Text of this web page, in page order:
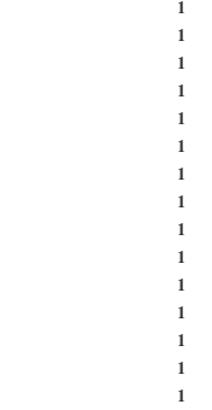
1
1
1
1
1
1
1
1
1
1
1
1
1
1
1